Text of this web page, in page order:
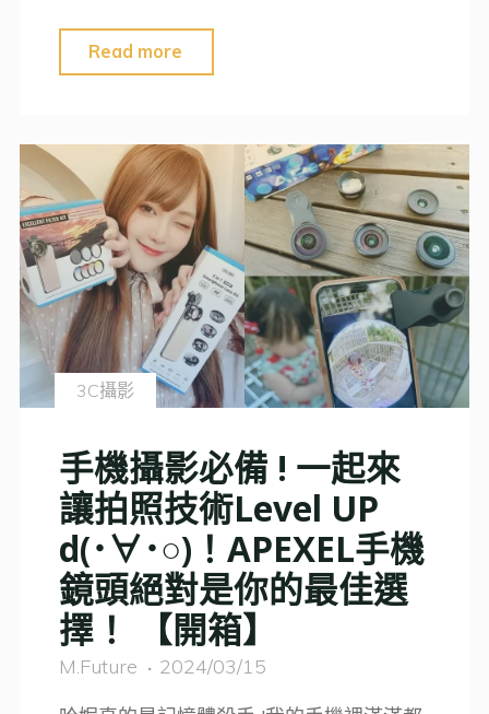
Read more
遊
指
南：
探
索
隱
藏
瑰
與
標
誌
景
點"
3C攝影
手機攝影必備 ! 一起來
讓拍照技術Level UP
d(･∀･○)！APEXEL手機
鏡頭絕對是你的最佳選
擇！ 【開箱】
M.Future
2024/03/15